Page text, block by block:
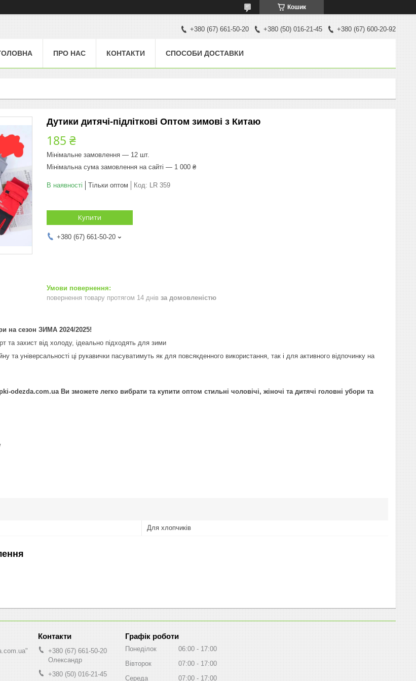
Кошик
+380 (67) 661-50-20 +380 (50) 016-21-45 +380 (67) 600-20-92
ПРО НАС КОНТАКТИ СПОСОБИ ДОСТАВКИ
Дутики дитячі-підліткові Оптом зимові з Китаю
185 ₴
Мінімальне замовлення — 12 шт.
Мінімальна сума замовлення на сайті — 1 000 ₴
В наявності Тільки оптом Код: LR 359
Купити
+380 (67) 661-50-20
повернення товару протягом 14 днів за домовленістю
на сезон ЗИМА 2024/2025!
та захист від холоду, ідеально підходять для зими
та універсальності ці рукавички пасуватимуть як для повсякденного використання, так і для активного відпочинку на
odezda.com.ua Ви зможете легко вибрати та купити оптом стильні чоловічі, жіночі та дитячі головні убори та
Для хлопчиків
+380 (67) 661-50-20
Олександр
+380 (50) 016-21-45
Графік роботи
Понеділок 06:00
17:00
Вівторок
07:00
17:00
Середа
07:00 17:00